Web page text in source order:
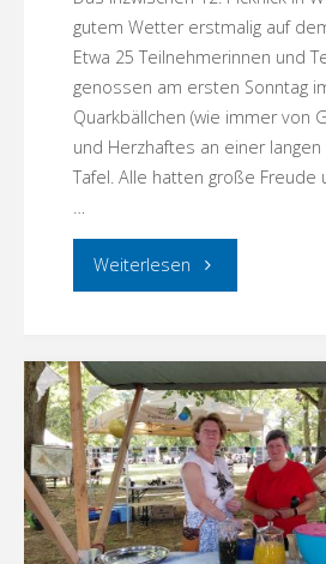
gutem Wetter erstmalig auf
Etwa 25 Teilnehmerinnen und
genossen am ersten Sonntag
Quarkbällchen (wie immer von
und Herzhaftes an einer
Tafel. Alle hatten große Freude
…
Weiterlesen "12.
in
Weiß"